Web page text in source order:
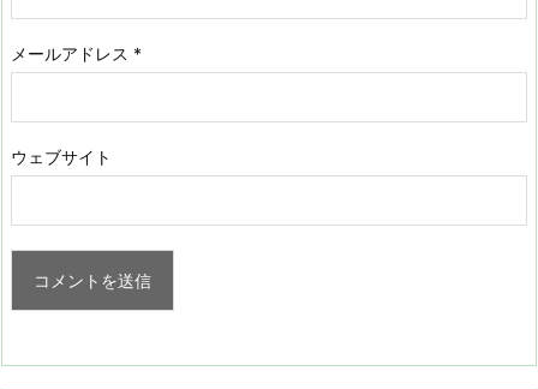
メールアドレス *
ウェブサイト